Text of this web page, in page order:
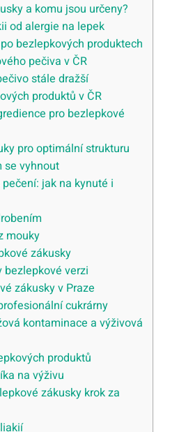
a komu jsou určeny?
od alergie na lepek
bezlepkových produktech
pečiva v ČR
stále dražší
produktů v ČR
pro bezlepkové
pro optimální strukturu
se vyhnout
jak na kynuté i
mouky
zákusky
bezlepkové verzi
zákusky v Praze
cukrárny
kontaminace a výživová
produktů
na výživu
zákusky krok za